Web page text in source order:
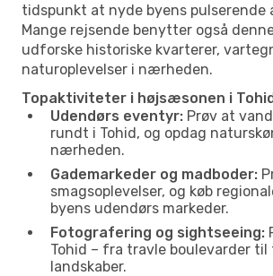
tidspunkt at nyde byens
Mange rejsende benytter også
udforske historiske kvarterer,
naturoplevelser i nærheden.
Topaktiviteter i højsæsonen i
Udendørs eventyr: Prøv at
rundt i Tohid, og opdag
nærheden.
Gademarkeder og madboder:
smagsoplevelser, og køb
byens udendørs markeder.
Fotografering og sightseeing:
Tohid – fra travle boulevarder
landskaber.